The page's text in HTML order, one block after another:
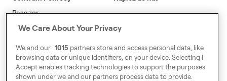
Modern Slavery Statement
Pasażer
Kierowca
Partner flotowy
Biznes
We Care About Your Privacy
We and our 1015partners store and access personal data, like
browsing data or unique identifiers, on your device. Selecting I
Accept enables tracking technologies to support the purposes
shown under we and our partners process data to provide.